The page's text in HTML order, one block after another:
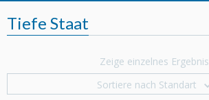
Tiefe Staat
Zeige einzelnes Ergebnis
Sortiere nach Standart